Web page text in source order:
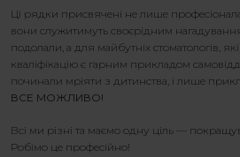
Ці рядки присвячені не лише
вони служитимуть своєрідним
подолали, а для майбутніх стоматологів,
кваліфікацію є гарним прикладом
починали мріяти з дитинства, і лише
ВСЕ МОЖЛИВО!
Всі ми різні та маємо одну ціль —
Робімо це професійно!